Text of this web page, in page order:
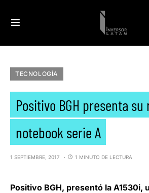
TECNOLOGÍA
Positivo BGH presenta su
notebook serie A
1 SEPTIEMBRE, 2017 1 MINUTO DE LECTURA
Positivo BGH, presentó la A1530i,